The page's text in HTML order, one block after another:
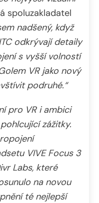
spoluzakladatel
nadšený, když
odkrývají detaily
s vyšší volností
VR jako nový
podruhé.“
pro VR i ambici
zážitky.
VIVE Focus 3
Labs, které
na novou
té nejlepší